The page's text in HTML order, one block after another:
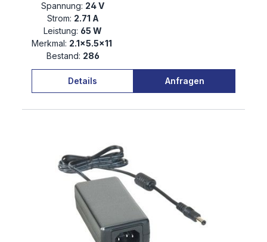
Spannung: 24 V
Strom: 2.71 A
Leistung: 65 W
Merkmal: 2.1×5.5×11
Bestand: 286
Details Anfragen